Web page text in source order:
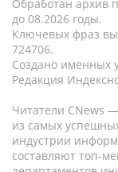
Обработан архив
до 08.2026 годы.
Ключевых фраз
724706.
Создано именных
Редакция
Читатели CNews
из самых
индустрии
составляют топ-